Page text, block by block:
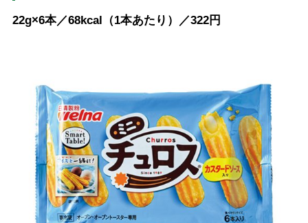
22g×6本／68kcal（1本あたり）／322円